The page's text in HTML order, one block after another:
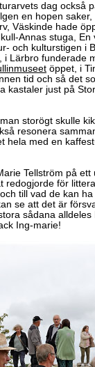
dag också
en hopen
Väskinde hade
Annas stuga,
och kulturstigen i
i Lärbro funderade
öppet, i
tid och så det
kastaler just på
storögt skulle
resonera
hela med en
Tellström på
redogjorde för
till vad de kan
se att det är
sådana
Ing-marie!